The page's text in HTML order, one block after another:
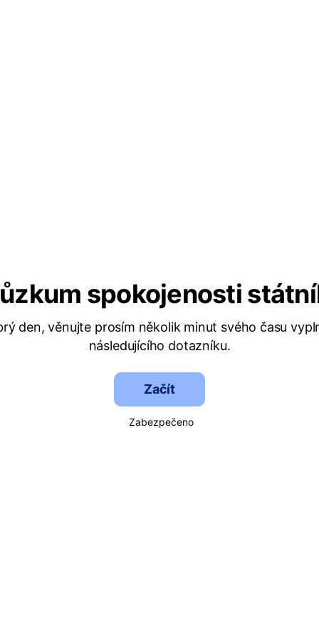
spokojenosti
den, věnujte prosím několik minut svého času
následujícího dotazníku.
Začít
Zabezpečeno